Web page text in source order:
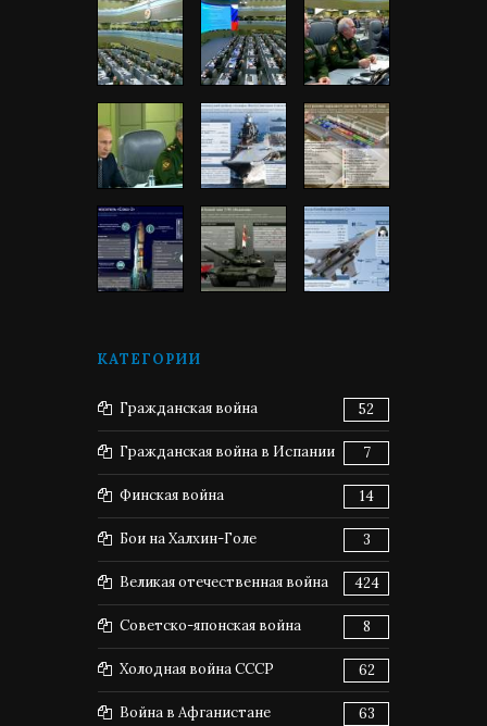
КАТЕГОРИИ
Гражданская война 52
Гражданская война в Испании 7
Финская война 14
Бои на Халхин-Голе 3
Великая отечественная война 424
Советско-японская война 8
Холодная война СССР 62
Война в Афганистане 63